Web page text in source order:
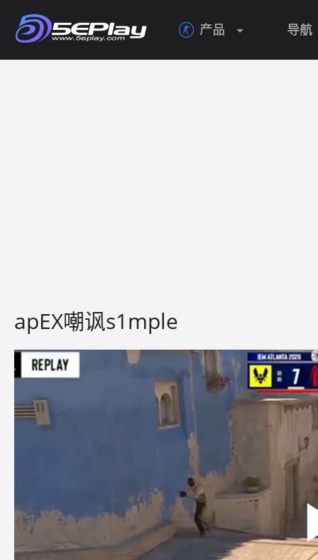
 产品 导航
apEX嘲讽s1mple